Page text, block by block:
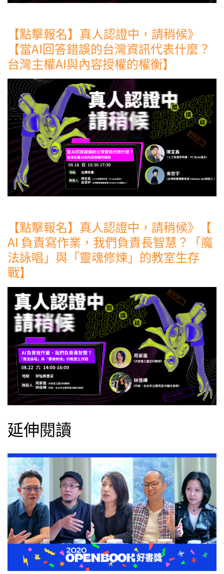
【點擊報名】真人認證中，請稍候》
【當AI回答錯誤的台灣資訊代表什麼？
台灣主權AI與內容授權的權衡】
【點擊報名】真人認證中，請稍候》【
AI 負責寫作業，我們負責長智慧？「魔
法詠唱」與「靈魂修煉」的教室生存
戰】
延伸閱讀